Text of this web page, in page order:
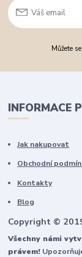
Můžete
INFORMACE
Jak nakupovat
Obchodní
Kontakty
Blog
Copyright ©
Všechny námi
právem!